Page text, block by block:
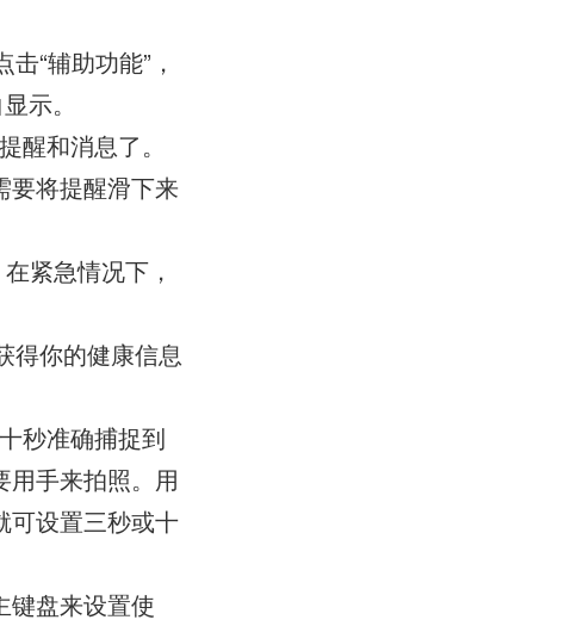
“辅助功能”，
示。
醒和消息了。
要将提醒滑下来
紧急情况下，
得你的健康信息
秒准确捕捉到
用手来拍照。用
可设置三秒或十
键盘来设置使